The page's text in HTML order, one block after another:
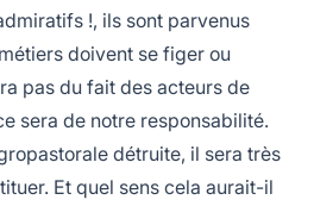
!, ils sont parvenus
doivent se figer ou
pas du fait des acteurs de
sera de notre responsabilité.
détruite, il sera très
Et quel sens cela aurait-il